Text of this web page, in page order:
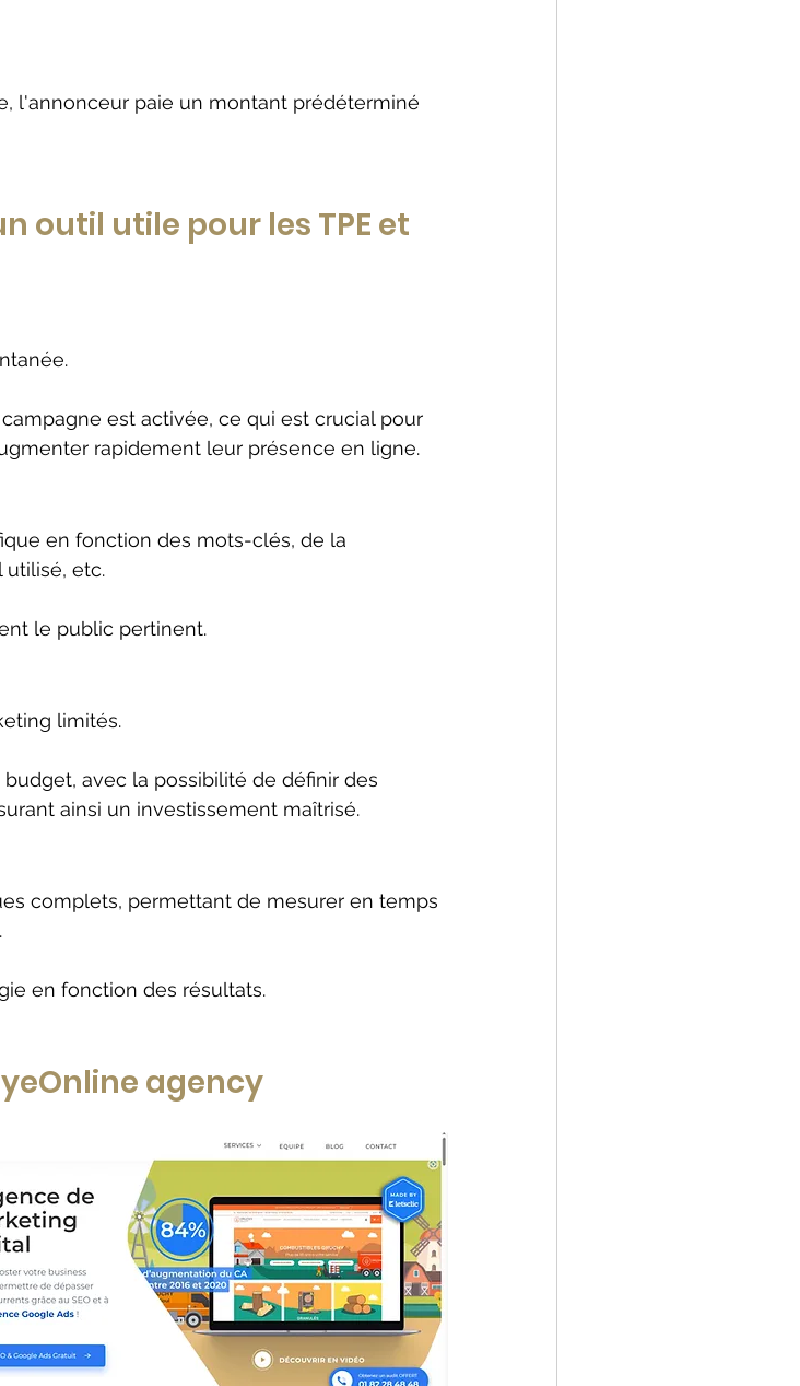
l'annonceur paie un montant prédéterminé
outil utile pour les TPE et
est activée, ce qui est crucial pour
rapidement leur présence en ligne.
en fonction des mots-clés, de la
utilisé, etc.
le public pertinent.
limités.
avec la possibilité de définir des
ainsi un investissement maîtrisé.
complets, permettant de mesurer en temps
en fonction des résultats.
agency